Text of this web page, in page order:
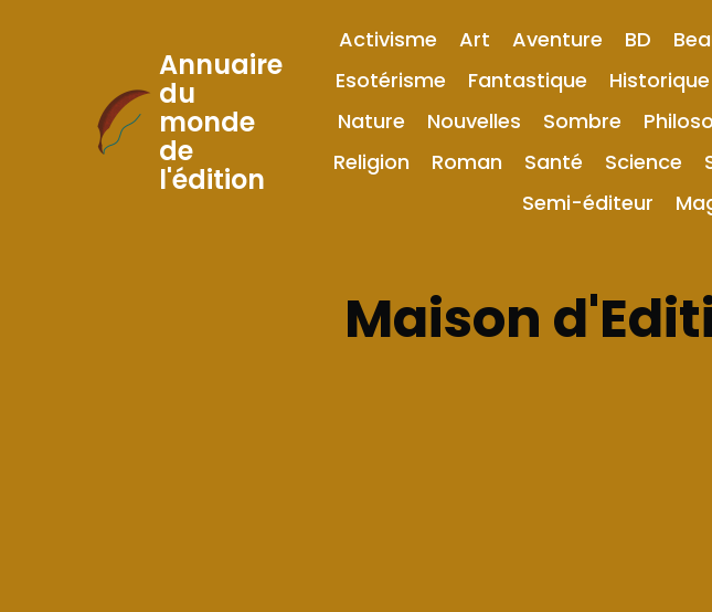
Skip
to
Content
Annuaire
du
monde
de
l'édition
Activisme Art Aventure BD
Esotérisme
Fantastique Historique
Nature
Nouvelles Sombre
Religion
Roman Santé Science
Semi-éditeur
Maison